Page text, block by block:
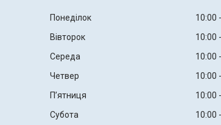
Понеділок 10:00
Вівторок
10:00
Середа
10:00
Четвер
10:00
Пʼятниця
10:00
Субота
10:00